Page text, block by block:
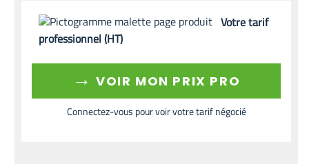
Votre tarif
professionnel (HT)
→ VOIR MON PRIX PRO
Connectez-vous pour voir votre tarif négocié